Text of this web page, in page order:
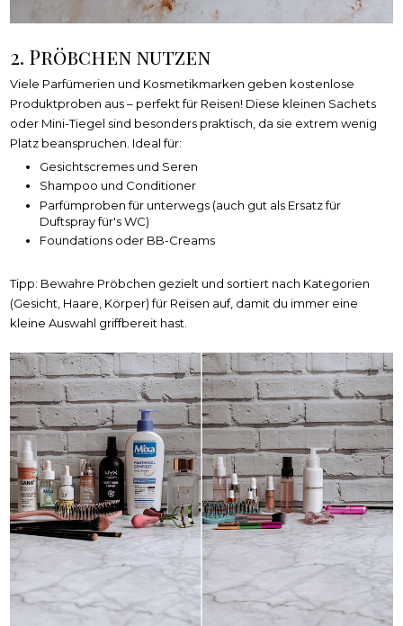
2. Pröbchen nutzen
Viele Parfümerien und Kosmetikmarken geben kostenlose
Produktproben aus – perfekt für Reisen! Diese kleinen Sachets
oder Mini-Tiegel sind besonders praktisch, da sie extrem wenig
Platz beanspruchen. Ideal für:
Gesichtscremes und Seren
Shampoo und Conditioner
Parfümproben für unterwegs (auch gut als Ersatz für
Duftspray für's WC)
Foundations oder BB-Creams
Tipp: Bewahre Pröbchen gezielt und sortiert nach Kategorien
(Gesicht, Haare, Körper) für Reisen auf, damit du immer eine
kleine Auswahl griffbereit hast.